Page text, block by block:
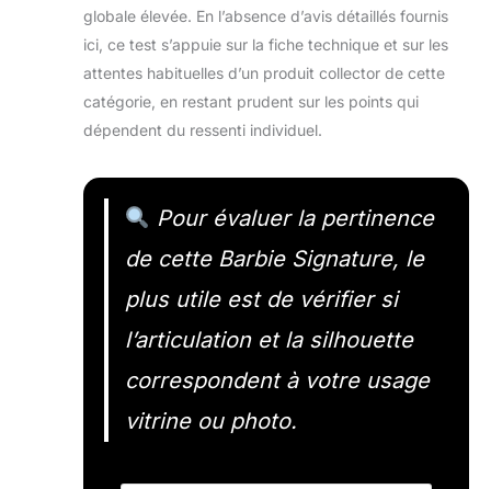
globale élevée. En l’absence d’avis détaillés fournis
ici, ce test s’appuie sur la fiche technique et sur les
attentes habituelles d’un produit collector de cette
catégorie, en restant prudent sur les points qui
dépendent du ressenti individuel.
Pour évaluer la pertinence
de cette Barbie Signature, le
plus utile est de vérifier si
l’articulation et la silhouette
correspondent à votre usage
vitrine ou photo.